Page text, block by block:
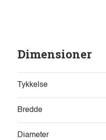
Dimensioner
Tykkelse
Bredde
Diameter